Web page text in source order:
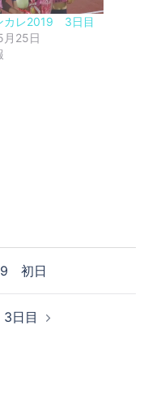
カレ2019 3日目
月25日
初日
日目